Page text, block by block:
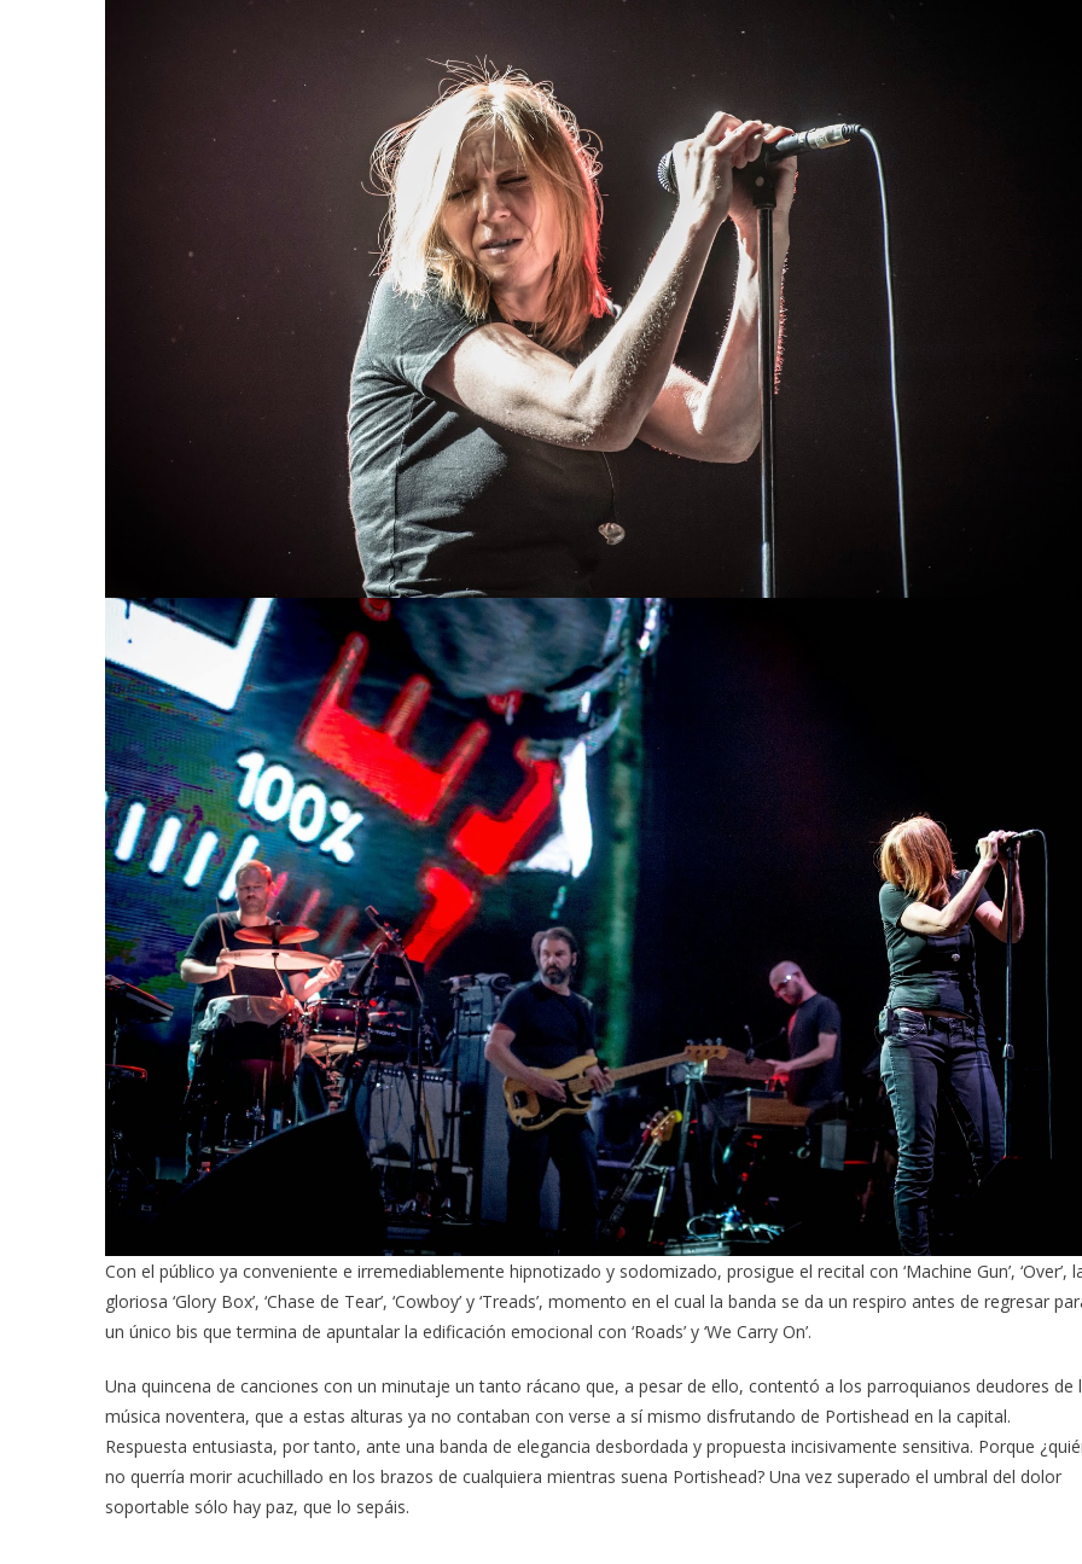
Con el público ya conveniente e irremediablemente hipnotizado y sodomizado, prosigue el recital con ‘Machine Gun’, ‘Over’,
gloriosa ‘Glory Box’, ‘Chase de Tear’, ‘Cowboy’ y ‘Treads’, momento en el cual la banda se da un respiro antes de regresar
un único bis que termina de apuntalar la edificación emocional con ‘Roads’ y ‘We Carry On’.
Una quincena de canciones con un minutaje un tanto rácano que, a pesar de ello, contentó a los parroquianos deudores de
música noventera, que a estas alturas ya no contaban con verse a sí mismo disfrutando de Portishead en la capital.
Respuesta entusiasta, por tanto, ante una banda de elegancia desbordada y propuesta incisivamente sensitiva. Porque
no querría morir acuchillado en los brazos de cualquiera mientras suena Portishead? Una vez superado el umbral del dolor
soportable sólo hay paz, que lo sepáis.